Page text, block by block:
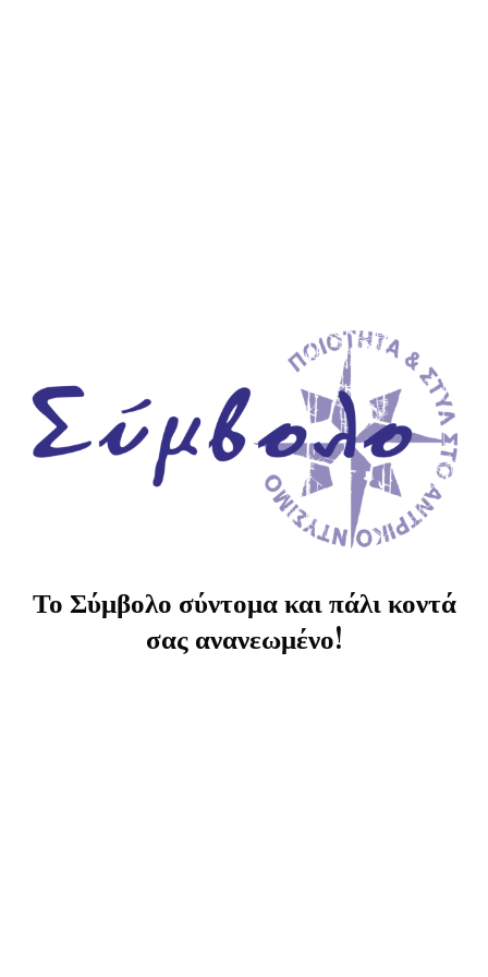
Το Σύμβολο σύντομα και πάλι κοντά
σας ανανεωμένο!